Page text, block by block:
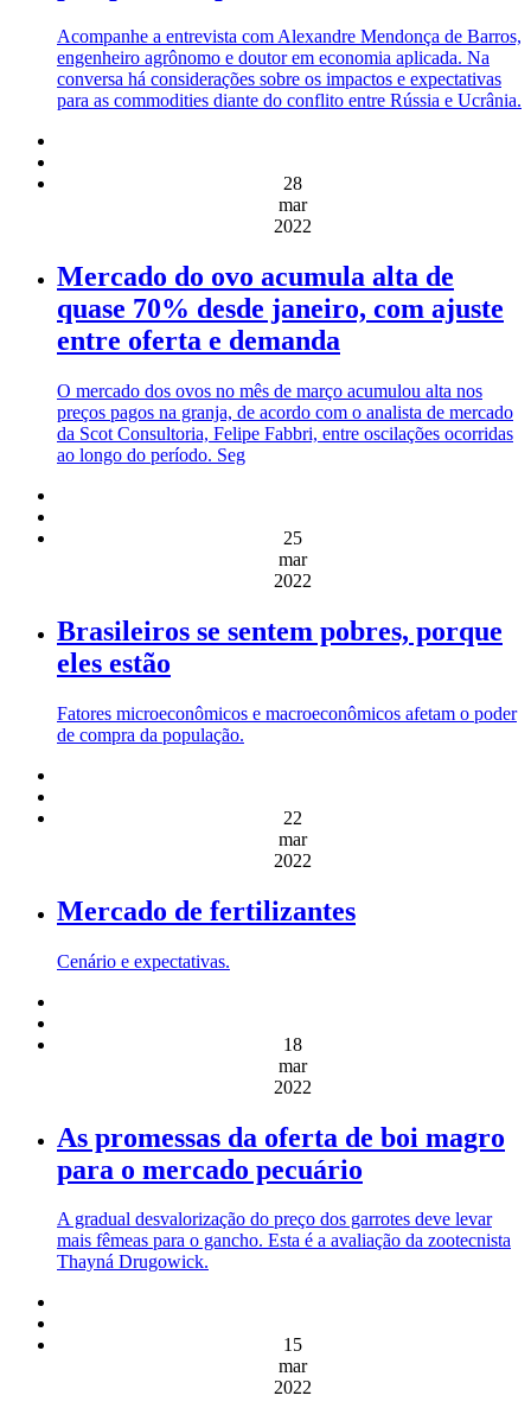
Acompanhe a entrevista com Alexandre Mendonça de Barros,
engenheiro agrônomo e doutor em economia aplicada. Na
conversa há considerações sobre os impactos e expectativas
para as commodities diante do conflito entre Rússia e Ucrânia.
28
mar
2022
Mercado do ovo acumula alta de
quase 70% desde janeiro, com ajuste
entre oferta e demanda
O mercado dos ovos no mês de março acumulou alta nos
preços pagos na granja, de acordo com o analista de mercado
da Scot Consultoria, Felipe Fabbri, entre oscilações ocorridas
ao longo do período. Seg
25
mar
2022
Brasileiros se sentem pobres, porque
eles estão
Fatores microeconômicos e macroeconômicos afetam o poder
de compra da população.
22
mar
2022
Mercado de fertilizantes
Cenário e expectativas.
18
mar
2022
As promessas da oferta de boi magro
para o mercado pecuário
A gradual desvalorização do preço dos garrotes deve levar
mais fêmeas para o gancho. Esta é a avaliação da zootecnista
Thayná Drugowick.
15
mar
2022